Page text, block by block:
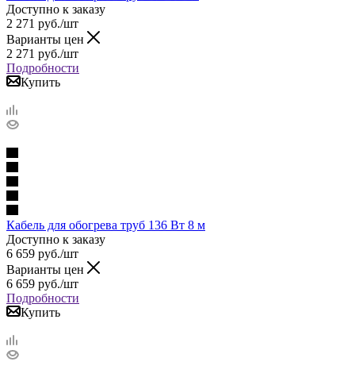
Доступно к заказу
2 271 руб./шт
Варианты цен
2 271 руб./шт
Подробности
Купить
Кабель для обогрева труб 136 Вт 8 м
Доступно к заказу
6 659 руб./шт
Варианты цен
6 659 руб./шт
Подробности
Купить